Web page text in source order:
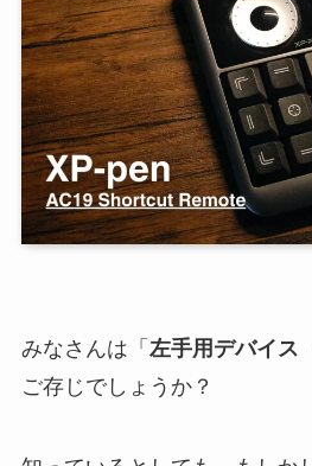
みなさんは「 左手用デバイス
ご存じでしょうか？